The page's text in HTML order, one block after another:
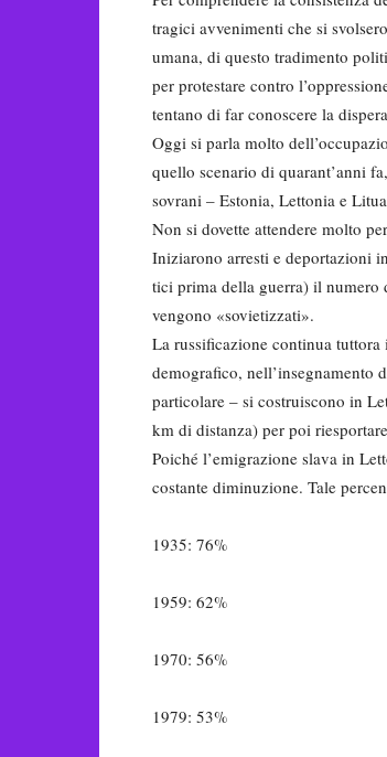
tragici avveni­menti che si
umana, di questo tradimento
per prote­stare contro
tentano di far conoscere la
Oggi si parla molto
quello scenario di quarant’anni
sovrani – Estonia, Lettonia e
Non si dovette attendere molto
Iniziarono arresti e deportazioni
tici prima della guerra) il nume­ro
vengono «sovie­tizzati».
La russificazione conti­nua
demografico, nell’insegnamento
particolare – si costruiscono in
km di di­stanza) per poi
Poiché l’emigrazione slava in
costante di­minuzione. Tale
1935: 76%
1959: 62%
1970: 56%
1979: 53%